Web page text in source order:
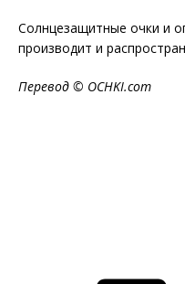
Солнцезащитные очки и
производит и
Перевод © OCHKI.com